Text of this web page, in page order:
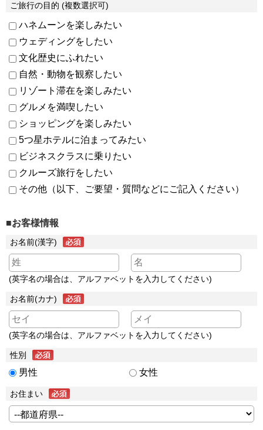
ご旅行の目的 (複数選択可)
ハネムーンを楽しみたい
ウェディングをしたい
文化歴史にふれたい
自然・動物を観察したい
リゾート滞在を楽しみたい
グルメを満喫したい
ショッピングを楽しみたい
5つ星ホテルに泊まってみたい
ビジネスクラスに乗りたい
クルーズ旅行をしたい
その他（以下、ご要望・質問などにご記入ください）
■お客様情報
お名前(漢字)
(英字名の場合は、アルファベットを入力してください)
お名前(カナ)
(英字名の場合は、アルファベットを入力してください)
性別
男性 女性
お住まい